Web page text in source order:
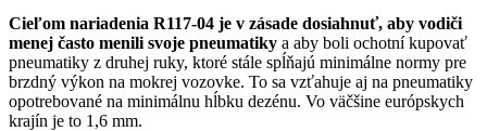
Cieľom nariadenia R117-04 je v zásade dosiahnuť, aby vodiči
menej často menili svoje pneumatiky a aby boli ochotní kupovať
pneumatiky z druhej ruky, ktoré stále spĺňajú minimálne normy pre
brzdný výkon na mokrej vozovke. To sa vzťahuje aj na pneumatiky
opotrebované na minimálnu hĺbku dezénu. Vo väčšine európskych
krajín je to 1,6 mm.